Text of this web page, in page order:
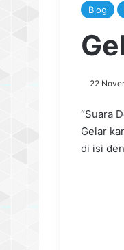
Blog
22
“Suara
Gelar
di isi